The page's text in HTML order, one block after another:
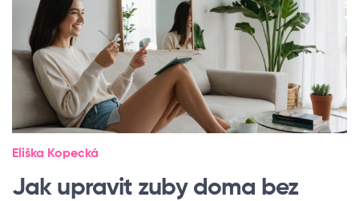
Eliška Kopecká
Jak upravit zuby doma bez